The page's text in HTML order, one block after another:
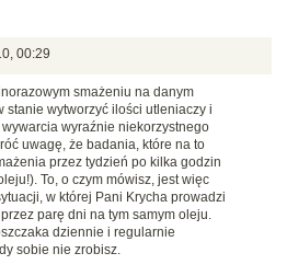
00:29
smażeniu na danym
stanie wytworzyć ilości utleniaczy i
wyraźnie niekorzystnego
uwagę, że badania, które na to
przez tydzień po kilka godzin
To, o czym mówisz, jest więc
w której Pani Krycha prowadzi
parę dni na tym samym oleju.
dziennie i regularnie
sobie nie zrobisz.